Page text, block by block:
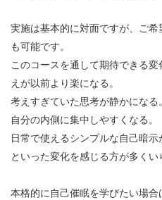
実施は基本的に対面ですが、ご
も可能です。
このコースを通して期待できる
えが以前より楽になる。
考えすぎていた思考が静かになる。
自分の内側に集中しやすくなる。
日常で使えるシンプルな自己暗示
といった変化を感じる方が多くい
本格的に自己催眠を学びたい場合